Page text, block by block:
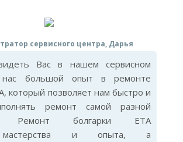
сервисного центра, Дарья
Вас в нашем сервисном
большой опыт в ремонте
который позволяет нам быстро и
ремонт самой разной
Ремонт болгарки ETA
мастерства и опыта, а